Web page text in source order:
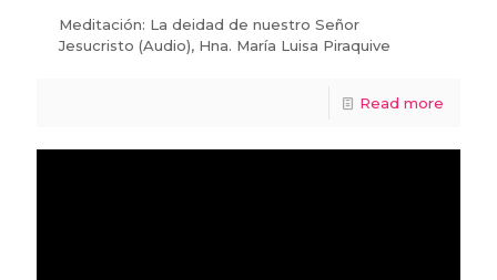
Meditación: La deidad de nuestro Señor
Jesucristo (Audio), Hna. María Luisa Piraquive
Read more